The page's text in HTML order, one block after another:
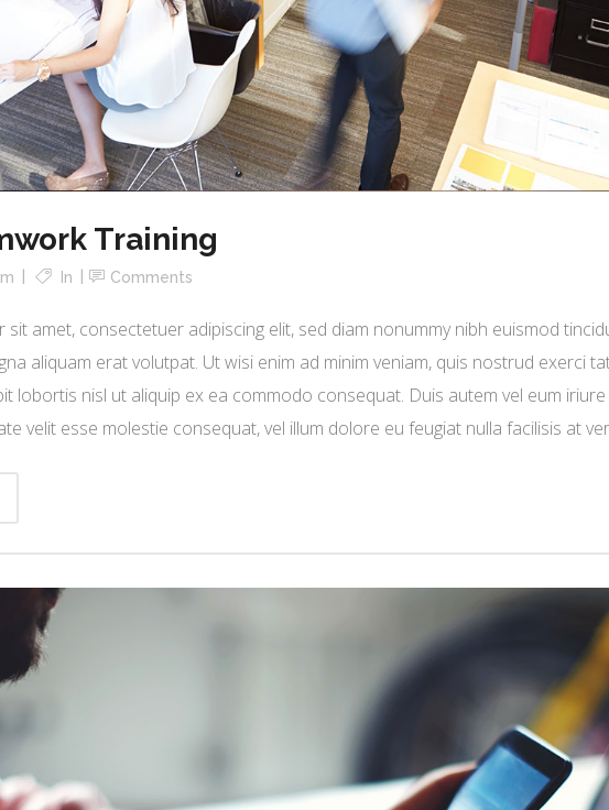
Training
In Comments
sit amet, consectetuer adipiscing elit, sed diam nonummy nibh euismod
aliquam erat volutpat. Ut wisi enim ad minim veniam, quis nostrud exerci
lobortis nisl ut aliquip ex ea commodo consequat. Duis autem vel eum
velit esse molestie consequat, vel illum dolore eu feugiat nulla facilisis at